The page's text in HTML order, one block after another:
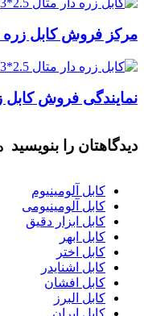
مرکز فروش کابل زره دار
نمایندگی فروش کابل زره
دیدگاهتان را بنویسید
کابل آلومینیوم
کابل آلومینیومی
کابل ابزار دقیق
کابل ابهر
کابل اختر
کابل اشنایدر
کابل افشان
کابل البرز